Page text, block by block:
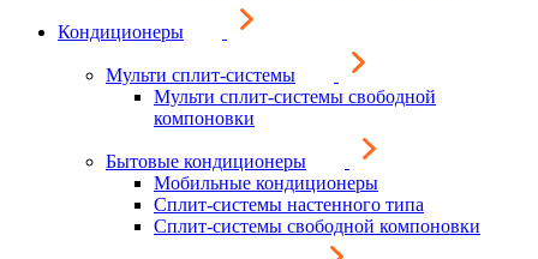
Кондиционеры
Мульти сплит-системы
Мульти сплит-системы свободной
компоновки
Бытовые кондиционеры
Мобильные кондиционеры
Сплит-системы настенного типа
Сплит-системы свободной компоновки